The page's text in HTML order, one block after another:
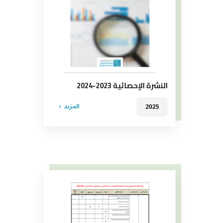
النشرة الإحصائية 2023-2024
2025 المزيد